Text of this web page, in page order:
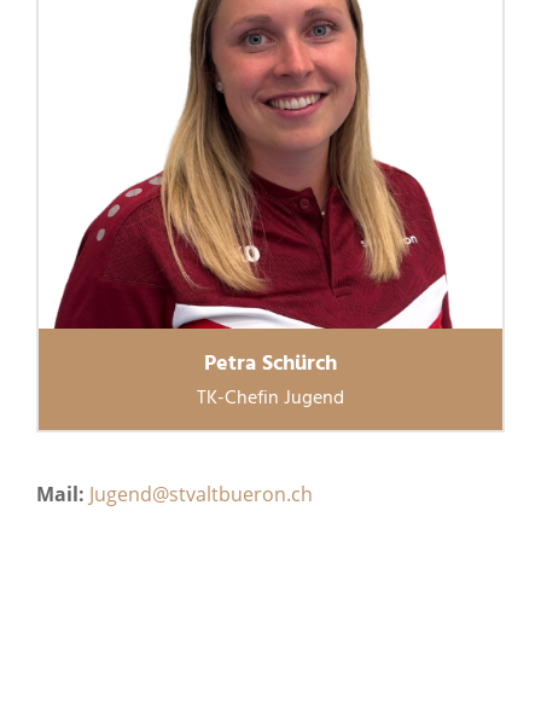
Petra Schürch
TK-Chefin Jugend
Mail: Jugend@stvaltbueron.ch